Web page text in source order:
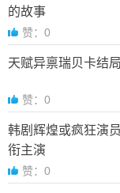
的故事
赞：0
天赋异禀瑞贝卡结局
赞：0
韩剧辉煌或疯狂演
衔主演
赞：0